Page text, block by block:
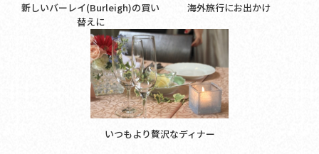
新しいバーレイ(Burleigh)の買い
替えに
海外旅行にお出かけ
いつもより贅沢なディナー